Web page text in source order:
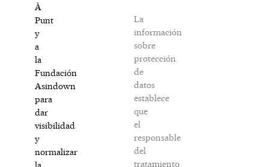
À
Punt
y
a
la
Fundación
Asindown
para
dar
visibilidad
y
normalizar
La
información
sobre
protección
de
datos
establece
que
el
responsable
del
tratamiento